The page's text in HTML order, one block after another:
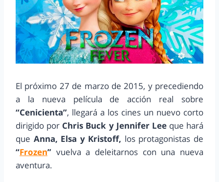
El próximo 27 de marzo de 2015, y precediendo
a la nueva película de acción real sobre
“Cenicienta”, llegará a los cines un nuevo corto
dirigido por Chris Buck y Jennifer Leeque hará
que Anna, Elsa y Kristoff, los protagonistas de
“Frozen” vuelva a deleitarnos con una nueva
aventura.